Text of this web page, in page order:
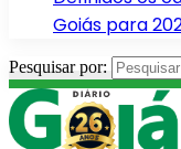
Goiás para
Pesquisar por: